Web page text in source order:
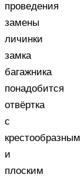
проведения
замены
личинки
замка
багажника
понадобится
отвёртка
с
крестообразным
и
плоским